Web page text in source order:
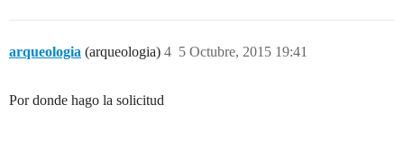
arqueologia (arqueologia) 5 Octubre, 2015 19:41
4
Por donde hago la solicitud